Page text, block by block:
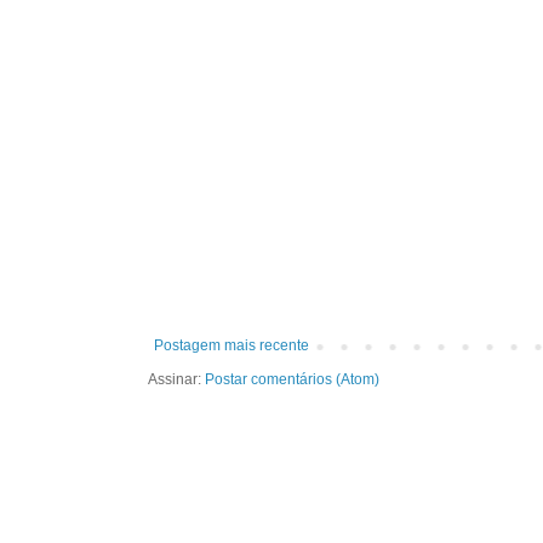
Postagem mais recente
Assinar: Postar comentários (Atom)